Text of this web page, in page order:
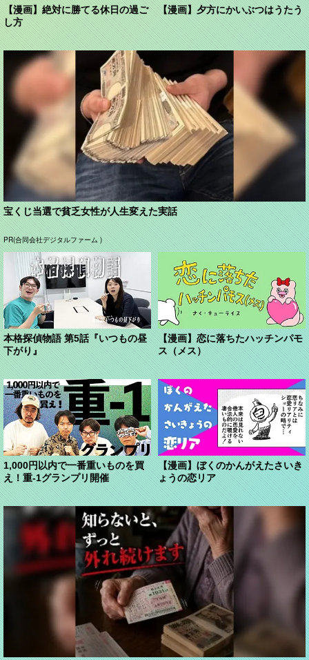
【漫画】絶対に勝てる休日の過ご
し方
【漫画】夕方にかいぶつはうたう
宝くじ当選で貧乏女性が人生変えた実話
PR(合同会社デジタルファーム )
本格探偵物語 第5話『いつもの昼
下がり』
【漫画】恋に落ちたハッチンパモ
ス（メス）
1,000円以内で一番重いものを買
え！重-1グランプリ開催
【漫画】ぼくのかんがえたさいき
ょうの恋リア